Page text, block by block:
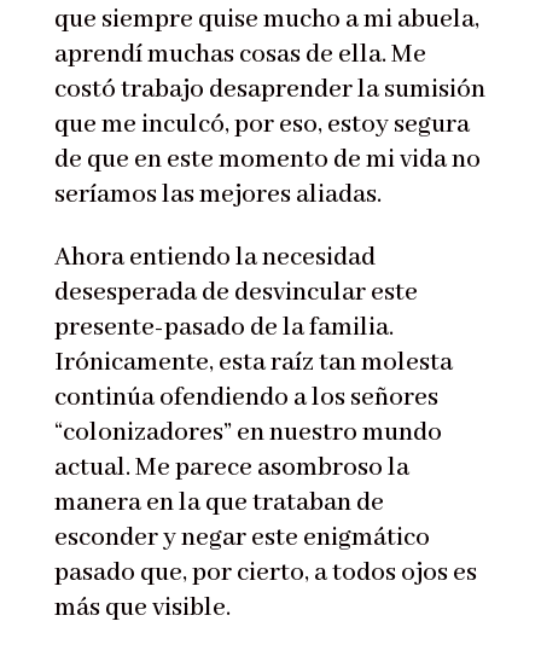
que siempre quise mucho a mi abuela,
aprendí muchas cosas de ella. Me
costó trabajo desaprender la sumisión
que me inculcó, por eso, estoy segura
de que en este momento de mi vida no
seríamos las mejores aliadas.
Ahora entiendo la necesidad
desesperada de desvincular este
presente-pasado de la familia.
Irónicamente, esta raíz tan molesta
continúa ofendiendo a los señores
“colonizadores” en nuestro mundo
actual. Me parece asombroso la
manera en la que trataban de
esconder y negar este enigmático
pasado que, por cierto, a todos ojos es
más que visible.